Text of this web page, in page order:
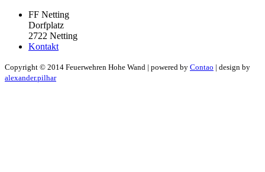
FF Netting
Dorfplatz
2722 Netting
Kontakt
Copyright © 2014 Feuerwehren Hohe Wand | powered by Contao | design by
alexander.pilhar